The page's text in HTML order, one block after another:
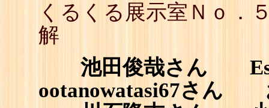
くるくる展示室Ｎｏ
解
池田俊哉さん
ootanowatasi67さん